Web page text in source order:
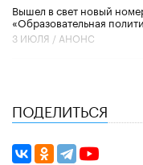
Вышел в свет новый
«Образовательная
3 ИЮЛЯ / АНОНС
ПОДЕЛИТЬСЯ